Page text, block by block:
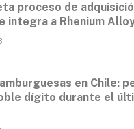
proceso de
integra a Rhenium
en Chile:
dígito durante el